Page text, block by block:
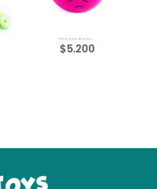
Pelota Suave de Caritas
$5.200